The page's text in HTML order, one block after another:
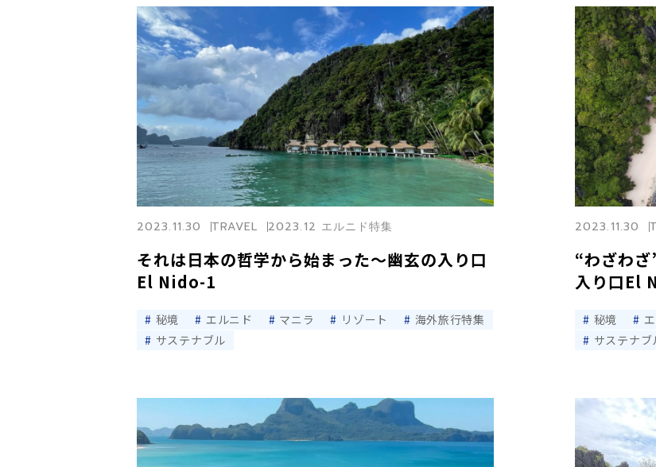
それは日本の哲学から始まった〜幽玄の入り口
El Nido-1
2023.11.30 TRAVEL 2023.12 エルニド特集
秘境 エルニド マニラ リゾート
海外旅行特集
サステナブル
“わざわ
入り口El
2023.11.30
秘境
サステナブ